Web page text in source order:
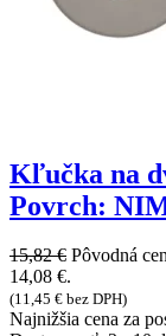
Kľučka na
Povrch:
15,82€ Pôvodná
14,08 €.
(11,45 € bez DPH)
Najnižšia cena za